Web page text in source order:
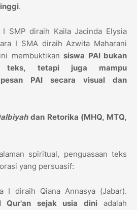
.
SMP diraih Kaila Jacinda Elysia
I SMA diraih Azwita Maharani
membuktikansiswa PAI bukan
teks, tetapi juga mampu
pesan PAI secara visual dan
dan Retorika (MHQ, MTQ,
spiritual, penguasaan teks
yang persuasif:
I diraih Qiana Annasya (Jabar).
Qur'an sejak usia diniadalah